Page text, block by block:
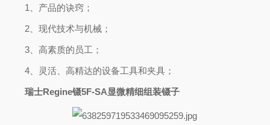
1、产品的诀窍；
2、现代技术与机械；
3、高素质的员工；
4、灵活、高精达的设备工具和夹具；
瑞士Regine镊5F-SA显微精细组装镊子